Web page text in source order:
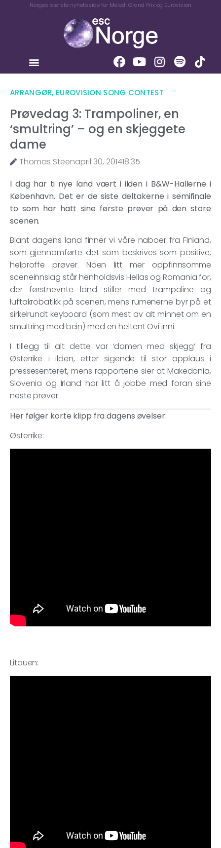
Norges største nyhetsside for Melodi Grand Prix og Eurovision
ARRANGØR, EUROVISION SONG CONTEST
Prøvedag 3: Trampoliner, en
‘smultring’ – og en skjeggete
dame
Thomas Steenapril 30, 201418:35
I dag har ti nye land vært i ilden i B&W-Hallerne i
København. Det er de siste deltakerne i semifinale
to som har hatt sine første prøver på den store
scenen.
Blant dagens land finner vi våre naboer fra Finland,
som gjennomførte det som beskrives som positive,
helproffe prøver. Noen litt mer oppfinnsomme
sceneinnslag står henholdsvis Hellas og Romania for,
der førstnevnte land stiller med trampoline og
luftakrobatikk på scenen, mens rumenerne byr på et
sirkelrundt keyboard (som mest av alt minnet om en
smultring med bein) med en heltent Ovi inni.
I tillegg til alt dette var ‘damen med skjegg’ fra
Østerrike i ilden, etter sigende til stor applaus i
pressesenteret, mens rapportene sier at Makedonia,
Slovenia og Irland har litt å jobbe med foran sine
neste prøver.
Her følger korte klipp fra dagens øvelser:
Østerrike:
Litauen: